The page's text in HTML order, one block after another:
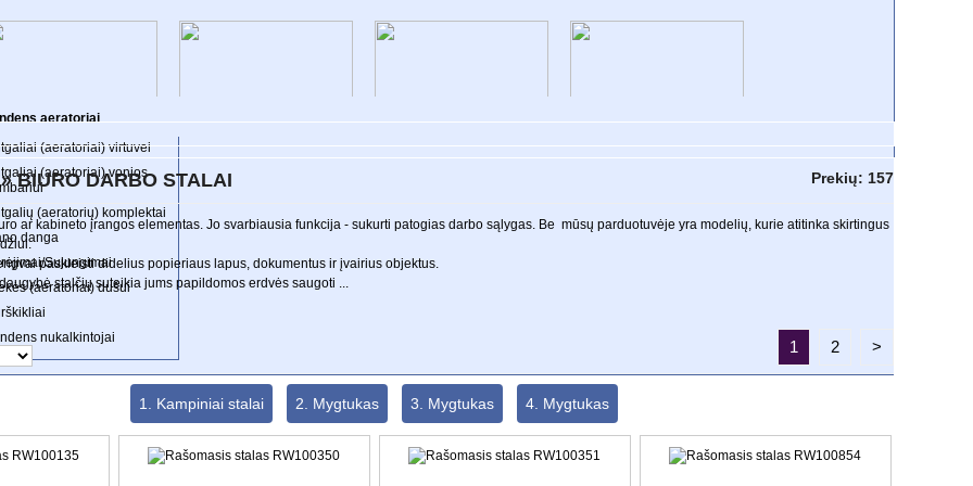
Lentynos
Skėčiai
Sofos ir kampai
KOLEKCIJOS
aeratoriai
(aeratoriai) virtuvei
(aeratoriai) vonios
(aeratorių) komplektai
danga
Sujungimai
(aeratoriai) dušui
nukalkintojai
BIURO DARBO STALAI Prekių: 157
ar kabineto įrangos elementas. Jo svarbiausia funkcija - sukurti patogias darbo sąlygas. Be mūsų parduotuvėje yra modelių, kurie atitinka skirtingus
paskleisti didelius popieriaus lapus, dokumentus ir įvairius objektus.
stalčių suteikia jums papildomos erdvės saugoti ...
1
2 >
1. Kampiniai stalai 2. Mygtukas 3. Mygtukas 4. Mygtukas